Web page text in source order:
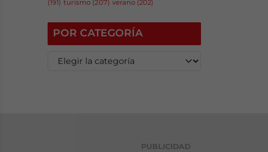
(191) turismo (207) verano (202)
POR CATEGORÍA
PUBLICIDAD